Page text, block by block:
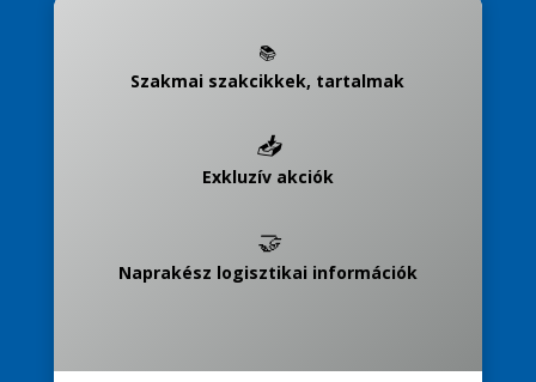
📚
Szakmai szakcikkek, tartalmak
📥
Exkluzív akciók
🤝
Naprakész logisztikai információk